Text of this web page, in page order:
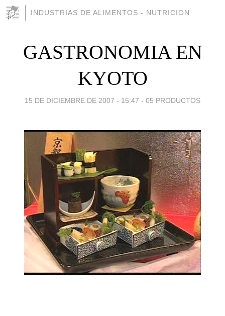
INDUSTRIAS DE ALIMENTOS - NUTRICION
GASTRONOMIA EN
KYOTO
15 DE DICIEMBRE DE 2007 - 15:47 - 05 PRODUCTOS